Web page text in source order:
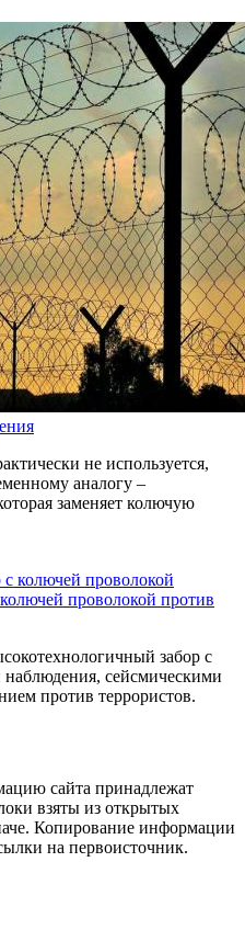
не используется,
аналогу –
заменяет колючую
проволокой против
забор с
сейсмическими
против террористов.
сайта принадлежат
взяты из открытых
Копирование информации
на первоисточник.